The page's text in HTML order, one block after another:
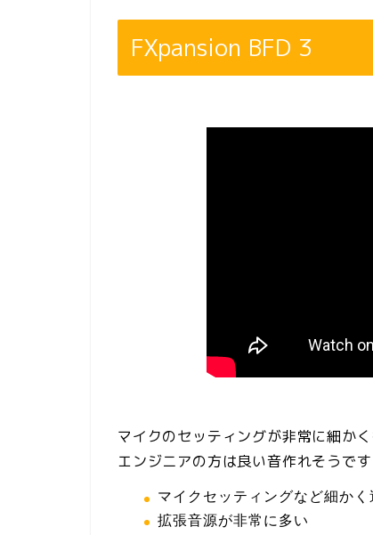
FXpansion BFD 3
マイクのセッティングが非常に細か
エンジニアの方は良い音作れそうで
マイクセッティングなど細かく
拡張音源が非常に多い